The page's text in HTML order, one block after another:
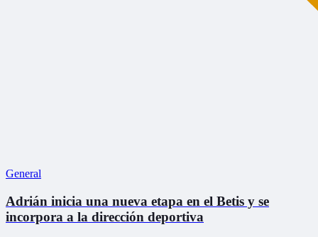
General
Adrián inicia una nueva etapa en el Betis y se
incorpora a la dirección deportiva